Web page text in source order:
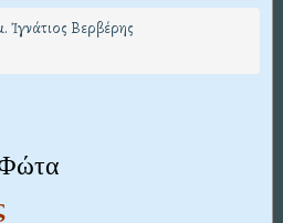
Ἰγνάτιος Βερβέρης